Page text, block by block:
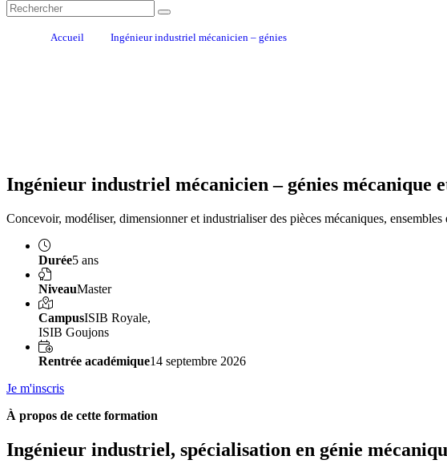
Accueil Ingénieur industriel mécanicien – génies
Ingénieur industriel mécanicien – génies mécanique
Concevoir, modéliser, dimensionner et industrialiser des pièces mécaniques, ensembles
Durée5 ans
NiveauMaster
CampusISIB Royale,
ISIB Goujons
Rentrée académique14 septembre 2026
Je m'inscris
À propos de cette formation
Ingénieur industriel, spécialisation en génie